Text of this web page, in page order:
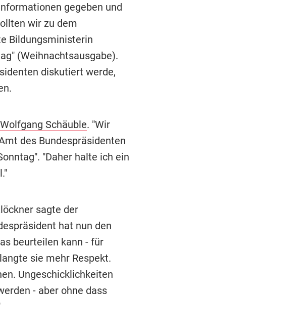
gegeben und
wir zu dem
Bildungsministerin
(Weihnachtsausgabe).
diskutiert werde,
Wolfgang Schäuble. "Wir
des Bundespräsidenten
"Daher halte ich ein
sagte der
hat nun den
beurteilen kann - für
sie mehr Respekt.
Ungeschicklichkeiten
- aber ohne dass